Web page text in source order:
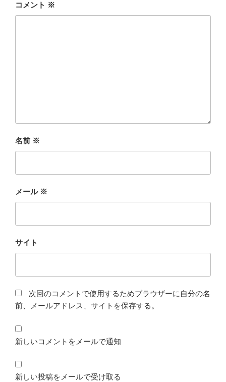
コメント ※
名前 ※
メール ※
サイト
次回のコメントで使用するためブラウザーに自分の名
前、メールアドレス、サイトを保存する。
新しいコメントをメールで通知
新しい投稿をメールで受け取る